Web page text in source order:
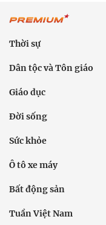
Thời sự
Dân tộc và Tôn giáo
Giáo dục
Đời sống
Sức khỏe
Ô tô xe máy
Bất động sản
Tuần Việt Nam